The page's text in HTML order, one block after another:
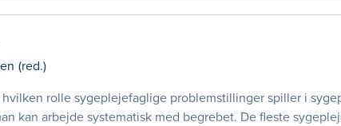
(red.)
rolle sygeplejefaglige problemstillinger spiller i
kan arbejde systematisk med begrebet. De fleste